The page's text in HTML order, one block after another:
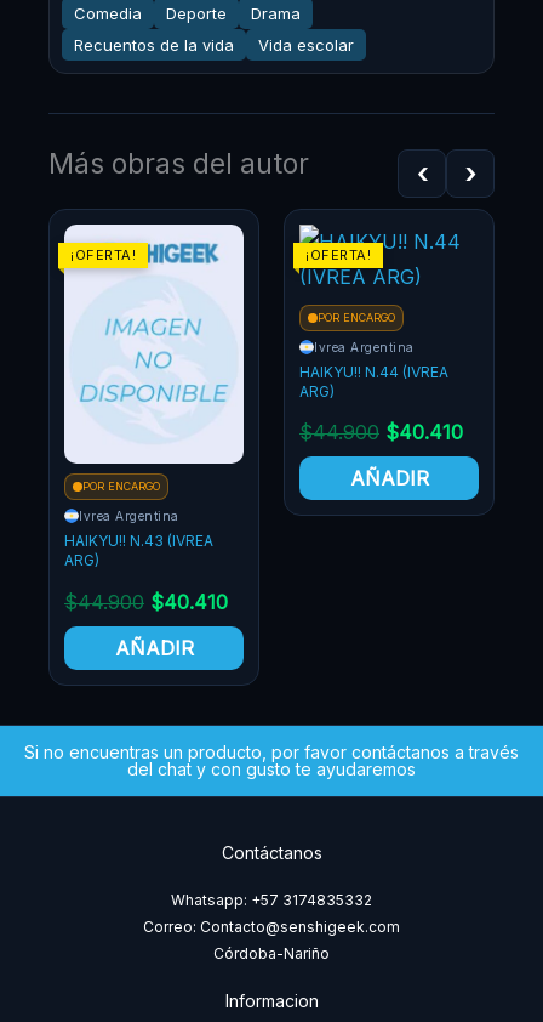
Comedia Deporte
Drama
Recuentos de la vida
Vida escolar
Más obras del autor ‹ ›
¡OFERTA!
POR ENCARGO
Ivrea Argentina
HAIKYU!! N.44 (IVREA
ARG)
El
precio
era:
$44.900.
El
$40.410.
AÑADIR
¡OFERTA!
POR ENCARGO
Ivrea Argentina
era:
$44.900.
Si no encuentras un producto, por favor contáctanos a través
del chat y con gusto te ayudaremos
Contáctanos
Whatsapp: +57 3174835332
Correo: Contacto@senshigeek.com
Córdoba-Nariño
Informacion